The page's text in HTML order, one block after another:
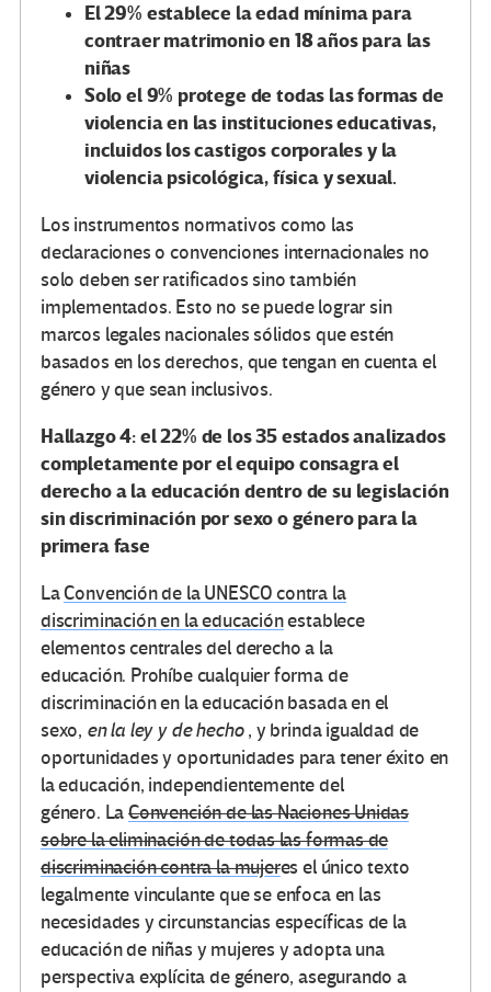
El 29% establece la edad mínima para
contraer matrimonio en 18 años para las
niñas
Solo el 9% protege de todas las formas de
violencia en las instituciones educativas,
incluidos los castigos corporales y la
violencia psicológica, física y sexual.
Los instrumentos normativos como las
declaraciones o convenciones internacionales no
solo deben ser ratificados sino también
implementados. Esto no se puede lograr sin
marcos legales nacionales sólidos que estén
basados ​​en los derechos, que tengan en cuenta el
género y que sean inclusivos.
Hallazgo 4: el 22% de los 35 estados analizados
completamente por el equipo consagra el
derecho a la educación dentro de su legislación
sin discriminación por sexo o género para la
primera fase
LaConvención de la UNESCO contra la
discriminación en la educaciónestablece
elementos centrales del derecho a la
educación. Prohíbe cualquier forma de
discriminación en la educación basada en el
sexo, en la ley y de hecho, y brinda igualdad de
oportunidades y oportunidades para tener éxito en
la educación, independientemente del
género. LaConvención de las Naciones Unidas
sobre la eliminación de todas las formas de
discriminación contra la mujeres el único texto
legalmente vinculante que se enfoca en las
necesidades y circunstancias específicas de la
educación de niñas y mujeres y adopta una
perspectiva explícita de género, asegurando a